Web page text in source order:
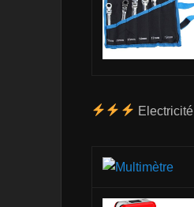
Electricité